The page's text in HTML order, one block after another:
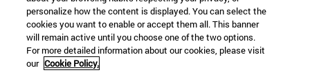
personalize how the content is displayed. You can select the
cookies you want to enable or accept them all. This banner
will remain active until you choose one of the two options.
For more detailed information about our cookies, please visit
our Cookie Policy.